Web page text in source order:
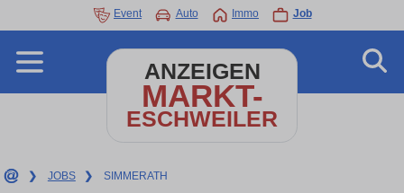
Event Auto Immo Job
ANZEIGEN
MARKT-
ESCHWEILER
❯ JOBS ❯ SIMMERATH